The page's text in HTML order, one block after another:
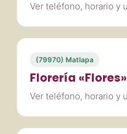
Ver teléfono, horario y
(79970) Matlapa
Florería «Flores»
Ver teléfono, horario y